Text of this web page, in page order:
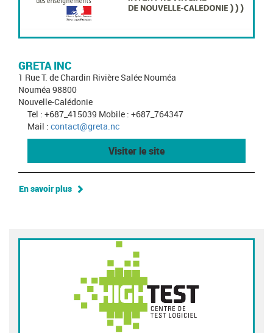
GRETA INC
1 Rue T. de Chardin Rivière Salée Nouméa
Nouméa 98800
Nouvelle-Calédonie
Tel : +687_415039 Mobile : +687_764347
Mail : contact@greta.nc
Visiter le site
En savoir plus